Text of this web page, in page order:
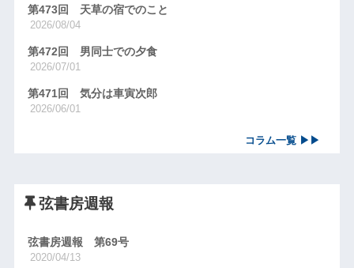
第473回 天草の宿でのこと
2026/08/04
第472回 男同士での夕食
2026/07/01
第471回 気分は車寅次郎
2026/06/01
コラム一覧 ▶▶
弦書房週報
弦書房週報 第69号
2020/04/13